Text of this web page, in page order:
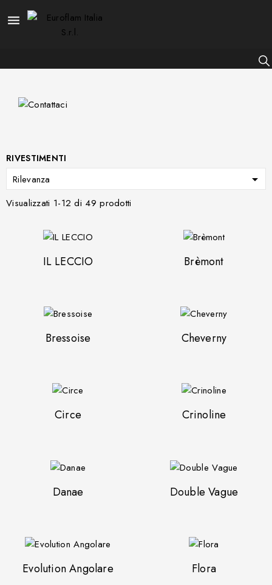

RIVESTIMENTI
Rilevanza 
Visualizzati 1-12 di 49 prodotti
IL LECCIO Brèmont
Bressoise Cheverny
Circe Crinoline
Danae Double Vague
Evolution Angolare Flora